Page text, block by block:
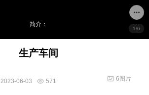
1/6
简介：
生产车间
2023-06-03 571 6图片